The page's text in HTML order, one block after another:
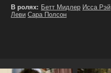
В ролях: Бетт Мидлер Исса Рэй
Леви Сара Полсон